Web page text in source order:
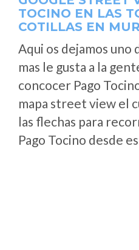
TOCINO EN LAS
COTILLAS EN
Aqui os dejamos uno
mas le gusta a la
concocer Pago
mapa street view el
las flechas para
Pago Tocino desde